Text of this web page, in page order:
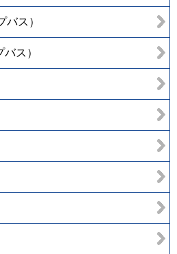
ス）
ス）